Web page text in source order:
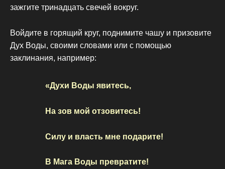
зажгите тринадцать свечей вокруг.
Войдите в горящий круг, поднимите чашу и призовите
Дух Воды, своими словами или с помощью
заклинания, например:
«Духи Воды явитесь,
На зов мой отзовитесь!
Силу и власть мне подарите!
В Мага Воды превратите!